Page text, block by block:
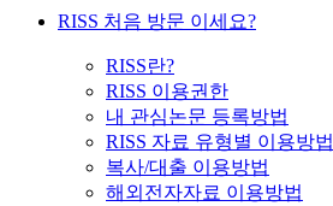
RISS 처음 방문 이세요?
RISS란?
RISS 이용권한
내 관심논문 등록방법
RISS 자료 유형별 이용방법
복사/대출 이용방법
해외전자자료 이용방법